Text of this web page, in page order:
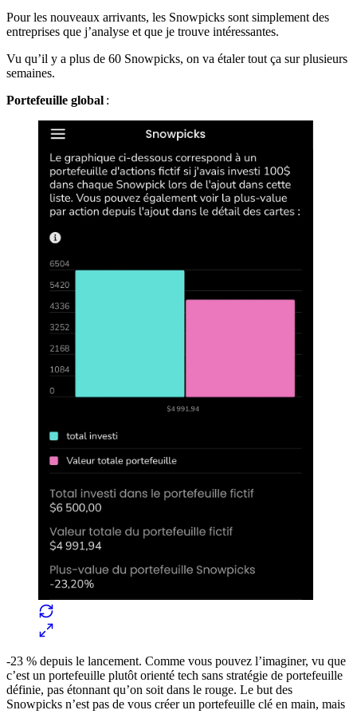
Pour les nouveaux arrivants, les Snowpicks sont simplement des
entreprises que j’analyse et que je trouve intéressantes.
Vu qu’il y a plus de 60 Snowpicks, on va étaler tout ça sur plusieurs
semaines.
Portefeuille global :
-23 % depuis le lancement. Comme vous pouvez l’imaginer, vu que
c’est un portefeuille plutôt orienté tech sans stratégie de portefeuille
définie, pas étonnant qu’on soit dans le rouge. Le but des
Snowpicks n’est pas de vous créer un portefeuille clé en main, mais